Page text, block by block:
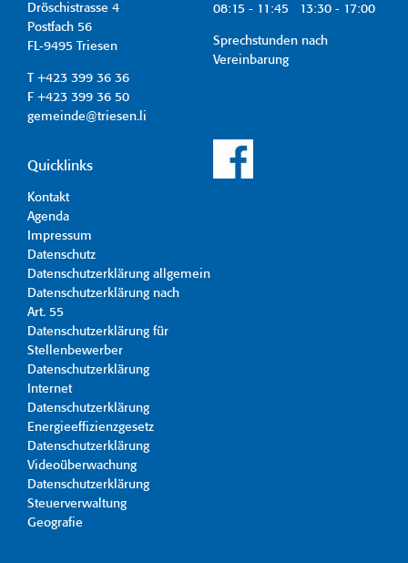
Dröschistrasse 4
Postfach 56
FL-9495 Triesen
T +423 399 36 36
F +423 399 36 50
gemeinde@triesen.li
08:15 - 11:45 13:30 - 17:00
Sprechstunden nach
Vereinbarung
Quicklinks
Kontakt
Agenda
Impressum
Datenschutz
Datenschutzerklärung allgemein
Datenschutzerklärung nach
Art. 55
Datenschutzerklärung für
Stellenbewerber
Datenschutzerklärung
Internet
Datenschutzerklärung
Energieeffizienzgesetz
Datenschutzerklärung
Videoüberwachung
Datenschutzerklärung
Steuerverwaltung
Geografie